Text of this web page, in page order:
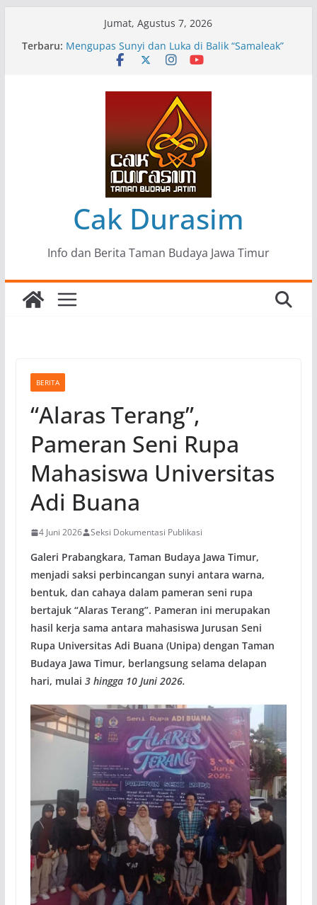
Jumat, Agustus 7, 2026
Terbaru: Pameran Lukisan Komunitas Patria Seni Rupa
Kota Blitar : Ketika “Bergerak” Menjadi Mantra
Mengupas Sunyi dan Luka di Balik “Samaleak”
Menjaga Marwah Seni dan Budaya: Catatan
Kunjungan Kerja Ir. Bambang Haryo Soekartono
(BHS) Anggota DPR RI ke Taman Budaya Jawa
Pameran Tunggal 35 Karya Agus Koecink
“Tumbang Tambang”, Ungkapan Kritis Tentang
Derita Pekerja Pertambangan
Cak Durasim
Info dan Berita Taman Budaya Jawa Timur
BERITA
“Alaras Terang”,
Pameran Seni Rupa
Mahasiswa Universitas
Adi Buana
4 Juni 2026 Seksi Dokumentasi Publikasi
Galeri Prabangkara, Taman Budaya Jawa Timur,
menjadi saksi perbincangan sunyi antara warna,
bentuk, dan cahaya dalam pameran seni rupa
bertajuk “Alaras Terang”. Pameran ini merupakan
hasil kerja sama antara mahasiswa Jurusan Seni
Rupa Universitas Adi Buana (Unipa) dengan Taman
Budaya Jawa Timur, berlangsung selama delapan
hari, mulai 3 hingga 10 Juni 2026.